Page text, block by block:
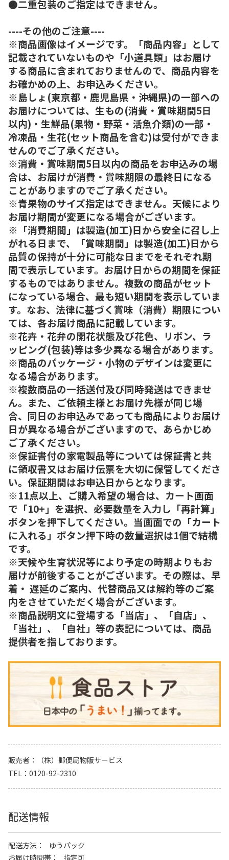
●二重包装のご指定はできません。
----その他のご注意----
※商品画像はイメージです。「商品内容」として
記載されていないものや「小道具類」はお届け
する商品に含まれておりませんので、商品内容を
お確かめの上、お申込みください。
※島しょ(東京都・鹿児島県・沖縄県)の一部への
お届けについては、生もの(消費・賞味期間5日
以内)・生鮮品(果物・野菜・活魚介類)の一部・
冷凍品・生花(セット商品を含む)は受付ができま
せんのでご了承ください。
※消費・賞味期間5日以内の商品をお申込みの場
合は、お届けが消費・賞味期限の最終日になる
ことがありますのでご了承ください。
※青果物のサイズ指定はできません。天候により
お届け期間が変更になる場合がございます。
※「消費期間」は製造(加工)日から安全に召し上
がれる日まで、「賞味期間」は製造(加工)日から
品質の保持が十分に可能な日までをそれぞれ期
間で表示しています。お届け日からの期間を保証
するものではありません。複数の商品がセット
になっている場合、最も短い期間を表示していま
す。なお、法律に基づく賞味（消費）期限につい
ては、各お届け商品に記載しています。
※花卉・花弁の開花状態及び花色、リボン、ラ
ッピング(包装)等は多少異なる場合があります。
※商品のパッケージ・小物のデザインは変更に
なる場合があります。
※複数商品の一括送付及び同時発送はできませ
ん。また、ご依頼主様とお届け先様が同じ場
合、同日のお申込みであっても商品によりお届け
日が異なる場合がございますので、あらかじめ
ご了承ください。
※保証書付の家電製品等については保証書と共
に領収書又はお届け伝票を大切に保管してくださ
い。保証期間はお申込日からとなります。
※11点以上、ご購入希望の場合は、カート画面
で「10+」を選択、必要数量を入力し「再計算」
ボタンを押下してください。当画面での「カート
に入れる」ボタン押下時の数量選択は1個で結構
です。
※天候や生育状況等により予定の時期よりもお
届けが前後することがございます。その際は、早
着・ 遅延のご案内、代替商品又は解約等のご案
内をさせていただく場合がございます。
※商品説明文に登場する「当店」、「自店」、
「当社」、「自社」等の表記については、商品
提供者を指しております。
販売者
（株）郵便局物販サービス
TEL
0120-92-2310
配送情報
配送方法
ゆうパック
お届け時間帯
指定可